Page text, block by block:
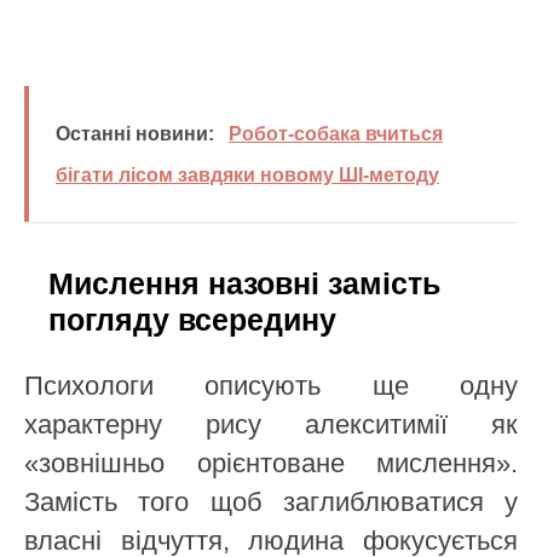
Останні новини:
Робот-собака вчиться
бігати лісом завдяки новому ШІ-методу
Мислення назовні замість
погляду всередину
Психологи описують ще одну
характерну рису алекситимії як
«зовнішньо орієнтоване мислення».
Замість того щоб заглиблюватися у
власні відчуття, людина фокусується